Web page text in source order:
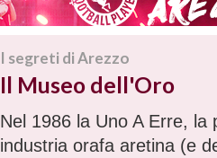
I segreti di Arezzo
Il Museo dell'Oro
Nel 1986 la Uno A Erre, la
industria orafa aretina (e